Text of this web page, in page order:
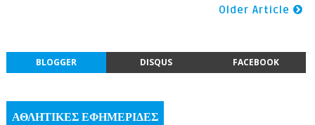
Older Article
BLOGGER DISQUS FACEBOOK
ΑΘΛΗΤΙΚΕΣ ΕΦΗΜΕΡΙΔΕΣ